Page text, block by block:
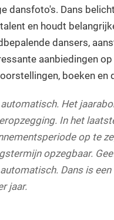
dansfoto's. Dans
en houdt
dansers,
aanbiedingen
boeken en
Het
In het
op te
opzegbaar.
Dans is een
jaar.